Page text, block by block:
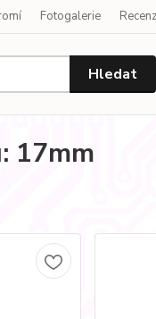
Fotogalerie
Hledat
17mm